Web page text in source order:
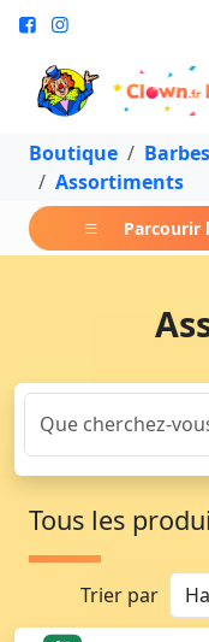
Boutique
Assortiments
Parcourir
Tous les
Trier par